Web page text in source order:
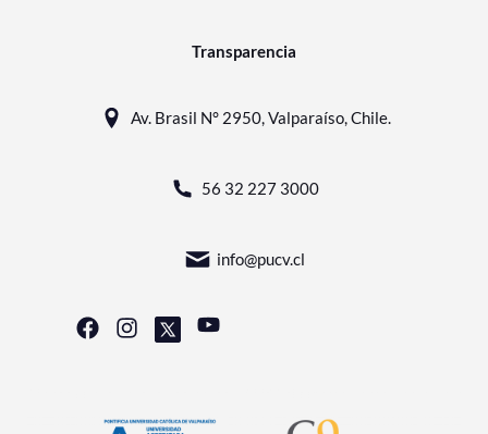
Transparencia
Av. Brasil N° 2950, Valparaíso, Chile.
56 32 227 3000
info@pucv.cl